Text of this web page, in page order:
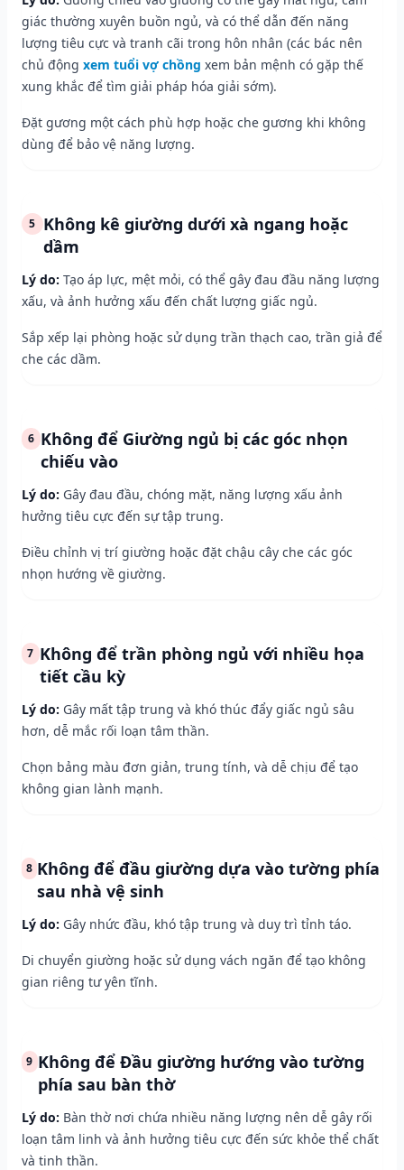
giác thường xuyên buồn ngủ, và có thể dẫn đến năng
lượng tiêu cực và tranh cãi trong hôn nhân (các bác nên
chủ động xem tuổi vợ chồng xem bản mệnh có gặp thế
xung khắc để tìm giải pháp hóa giải sớm).
Đặt gương một cách phù hợp hoặc che gương khi không
dùng để bảo vệ năng lượng.
5 Không kê giường dưới xà ngang hoặc
dầm
Lý do: Tạo áp lực, mệt mỏi, có thể gây đau đầu năng lượng
xấu, và ảnh hưởng xấu đến chất lượng giấc ngủ.
Sắp xếp lại phòng hoặc sử dụng trần thạch cao, trần giả để
che các dầm.
6 Không để Giường ngủ bị các góc nhọn
chiếu vào
Lý do: Gây đau đầu, chóng mặt, năng lượng xấu ảnh
hưởng tiêu cực đến sự tập trung.
Điều chỉnh vị trí giường hoặc đặt chậu cây che các góc
nhọn hướng về giường.
7 Không để trần phòng ngủ với nhiều họa
tiết cầu kỳ
Lý do: Gây mất tập trung và khó thúc đẩy giấc ngủ sâu
hơn, dễ mắc rối loạn tâm thần.
Chọn bảng màu đơn giản, trung tính, và dễ chịu để tạo
không gian lành mạnh.
8 Không để đầu giường dựa vào tường phía
sau nhà vệ sinh
Lý do: Gây nhức đầu, khó tập trung và duy trì tỉnh táo.
Di chuyển giường hoặc sử dụng vách ngăn để tạo không
gian riêng tư yên tĩnh.
9 Không để Đầu giường hướng vào tường
phía sau bàn thờ
Lý do: Bàn thờ nơi chứa nhiều năng lượng nên dễ gây rối
loạn tâm linh và ảnh hưởng tiêu cực đến sức khỏe thể chất
và tinh thần.